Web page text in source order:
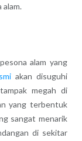
alam yang
akan disuguhi
megah di
yang terbentuk
sangat menarik
di sekitar